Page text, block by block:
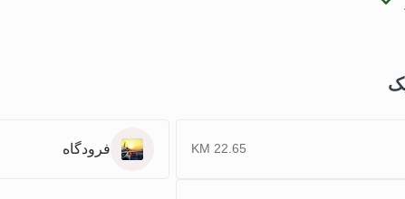
22.65 KM فرودگاه